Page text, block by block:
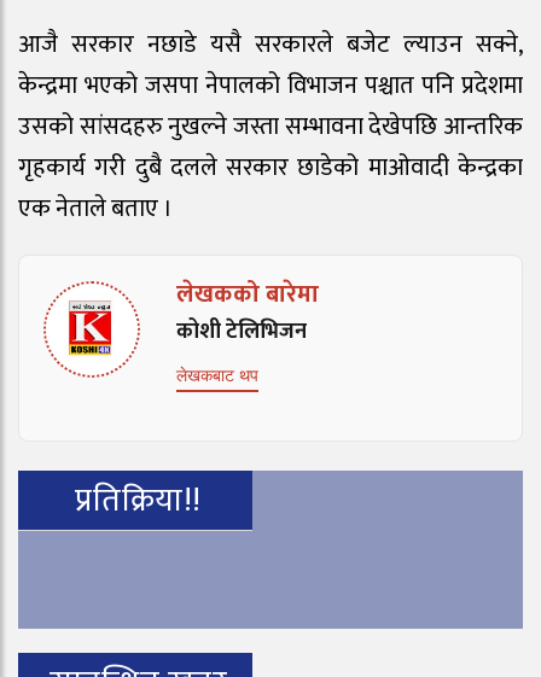
आजै सरकार नछाडे यसै सरकारले बजेट ल्याउन सक्ने,
केन्द्रमा भएको जसपा नेपालको विभाजन पश्चात पनि प्रदेशमा
उसको सांसदहरु नुखल्ने जस्ता सम्भावना देखेपछि आन्तरिक
गृहकार्य गरी दुबै दलले सरकार छाडेको माओवादी केन्द्रका
एक नेताले बताए ।
लेखकको बारेमा
कोशी टेलिभिजन
लेखकबाट थप
प्रतिक्रिया!!